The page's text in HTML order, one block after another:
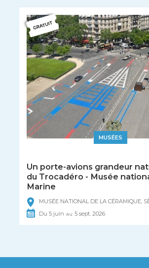
MUSÉES
Un porte-avions grandeur
du Trocadéro - Musée
Marine
MUSÉE NATIONAL DE LA CÉRAMIQUE,
Du5 juin au 5sept. 2026